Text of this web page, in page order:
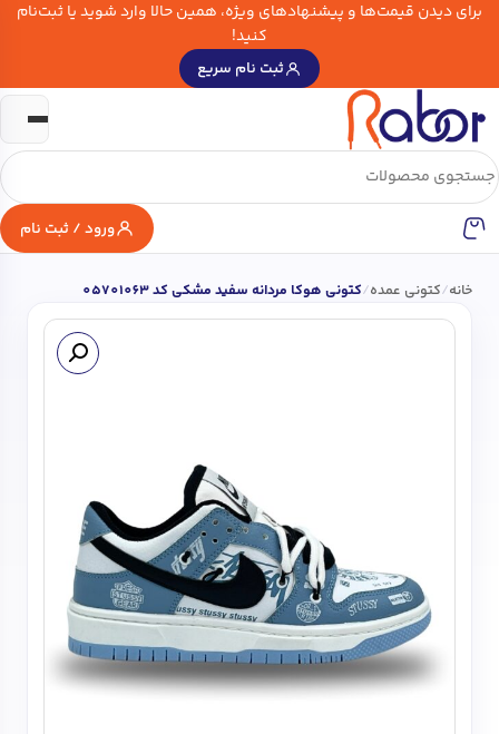
برای دیدن قیمت‌ها و پیشنهادهای ویژه، همین حالا وارد شوید یا ثبت‌نام
کنید!
ثبت نام سریع
ورود / ثبت نام
خانه/کتونی عمده/کتونی هوکا مردانه سفید مشکی کد 05701063